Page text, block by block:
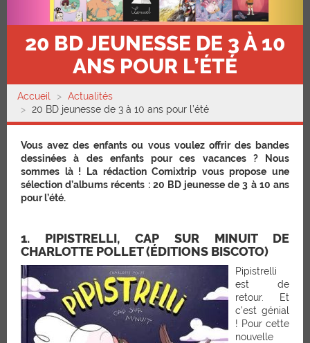
20 BD JEUNESSE DE 3 À 10
ANS POUR L’ÉTÉ
Accueil
Actualités
20 BD jeunesse de 3 à 10 ans pour l’été
Vous avez des enfants ou vous voulez offrir des bandes
dessinées à des enfants pour ces vacances ? Nous
sommes là ! La rédaction Comixtrip vous propose une
sélection d’albums récents : 20 BD jeunesse de 3 à 10 ans
pour l’été.
1. PIPISTRELLI, CAP SUR MINUIT DE
CHARLOTTE POLLET (ÉDITIONS BISCOTO)
Pipistrelli
est de
retour. Et
c’est génial
! Pour cette
nouvelle